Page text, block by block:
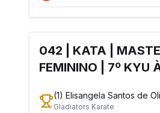
042 | KATA |
FEMININO | 7º KYU
(1) Elisangela Santos de
Gladiators Karate